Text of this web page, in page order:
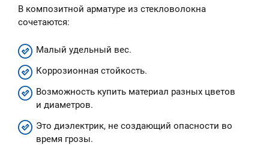
В композитной арматуре из стекловолокна
сочетаются:
Малый удельный вес.
Коррозионная стойкость.
Возможность купить материал разных цветов
и диаметров.
Это диэлектрик, не создающий опасности во
время грозы.